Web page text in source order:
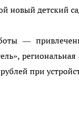
новый детский
—
при